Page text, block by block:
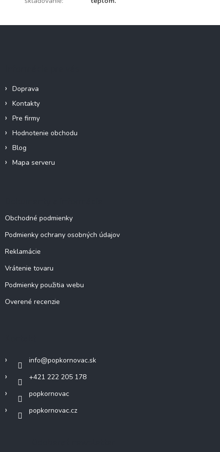
Doprava
Kontakty
Pre firmy
Hodnotenie obchodu
Blog
Mapa serveru
Obchodné podmienky
Podmienky ochrany osobných údajov
Reklamácie
Vrátenie tovaru
Podmienky použitia webu
Overené recenzie
info@popkornovac.sk
+421 222 205 178
popkornovac
popkornovac.cz